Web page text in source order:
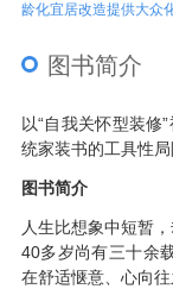
龄化宜居改造提供大众
图书简介
以“自我关怀型装修
统家装书的工具性
图书简介
人生比想象中短暂
40多岁尚有三十余
在舒适惬意、心向往